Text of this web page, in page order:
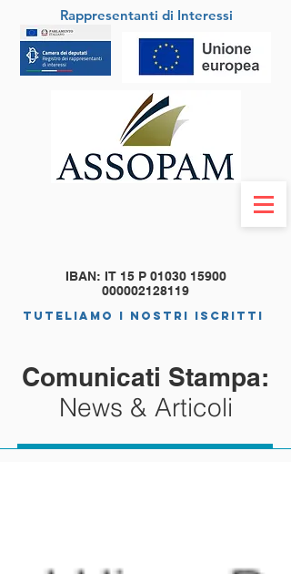
IBAN: IT 15 P 01030 15900
000002128119
tuteliamo i nostri iscritti
Rappresentanti di Interessi
Comunicati Stampa:
News & Articoli